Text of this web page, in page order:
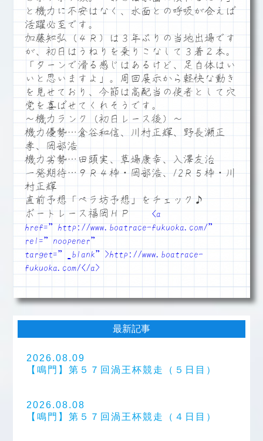
と機力に不安はなく、水面との呼吸が合えば
活躍必至です。
加藤知弘（４Ｒ）は３年ぶりの当地出場です
が、初日はうねりを乗りこなして３着２本。
「ターンで滑る感じはあるけど、足自体はい
いと思いますよ」。周回展示から軽快な動き
を見せており、今節は高配当の使者として穴
党を喜ばせてくれそうです。
～機力ランク（初日レース後）～
機力優勢…倉谷和信、川村正輝、野長瀬正
孝、岡部浩
機力劣勢…田頭実、草場康幸、入澤友治
一発期待…９Ｒ４枠・岡部浩、12Ｒ５枠・川
村正輝
直前予想「ペラ坊予想」をチェック♪
ボートレース福岡ＨＰ <a
href=”http://www.boatrace-fukuoka.com/”
rel=”noopener”
target=”_blank”>http://www.boatrace-
fukuoka.com/</a>
最新記事
2026.08.09
【鳴門】第５７回渦王杯競走（５日目）
2026.08.08
【鳴門】第５７回渦王杯競走（４日目）